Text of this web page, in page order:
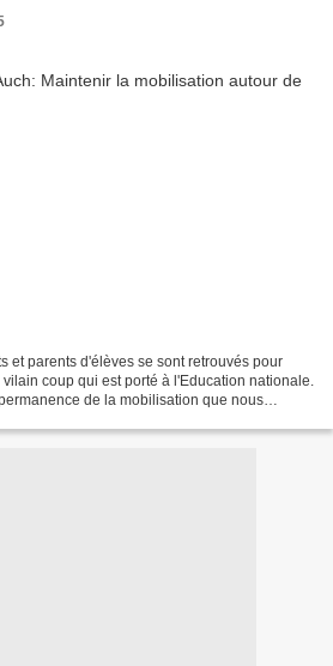
et parents d'élèves se sont retrouvés pour
coup qui est porté à l'Education nationale.
de la mobilisation que nous